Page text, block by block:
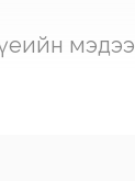
мэдээ